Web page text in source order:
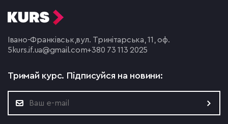
Івано-Франківськ, вул. Тринітарська, 11, оф.
5 kurs.if.ua@gmail.com+380 73 113 2025
Тримай курс. Підписуйся на новини: